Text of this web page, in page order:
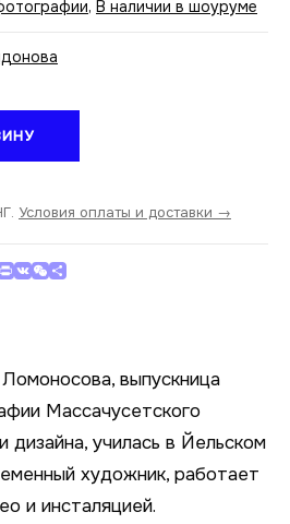
, В наличии в шоуруме
Условия оплаты и доставки →
Print
VKWeChat
выпускница
Массачусетского
дизайна, училась в Йельском
художник, работает
и инсталяцией.